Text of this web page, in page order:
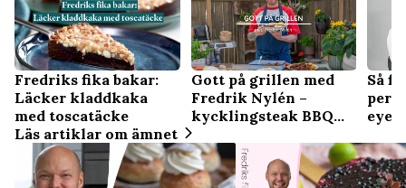
Fredriks fika bakar:
Läcker kladdkaka
med toscatäcke
Gott på grillen med
Fredrik Nylén –
kycklingsteak BBQ
med coleslaw
Så
Läs artiklar om ämnet